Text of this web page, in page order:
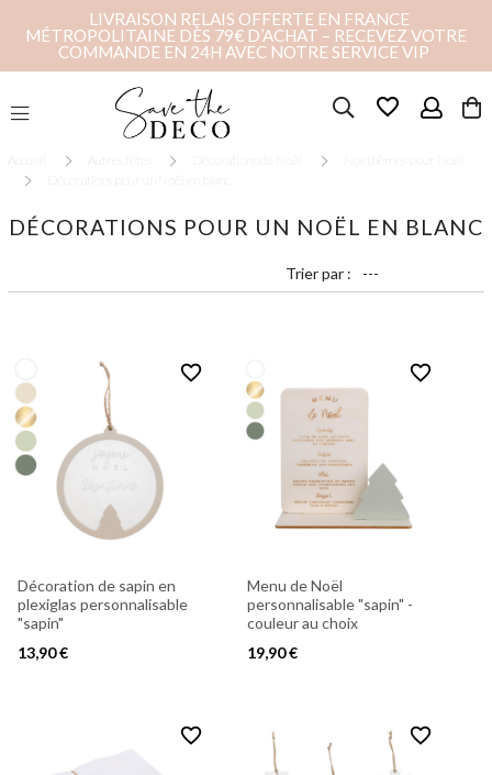
LIVRAISON RELAIS OFFERTE EN FRANCE
MÉTROPOLITAINE DÈS 79€ D’ACHAT – RECEVEZ VOTRE
COMMANDE EN 24H AVEC NOTRE SERVICE VIP
favorite_border
Accueil Autres fêtes Décorations de Noël
Décorations pour un Noël en blanc
DÉCORATIONS POUR UN NOËL EN BLANC
Trier par :
favorite_border
Décoration de sapin en
plexiglas personnalisable
"sapin"
13,90 €
favorite_border
Menu de Noël
personnalisable "sapin" -
couleur au choix
19,90 €
favorite_border favorite_border